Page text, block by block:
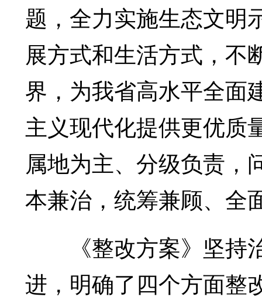
题，全力实施生态文明
展方式和生活方式，不
界，为我省高水平全面
主义现代化提供更优质
属地为主、分级负责，
本兼治，统筹兼顾、全
《整改方案》坚持
进，明确了四个方面整